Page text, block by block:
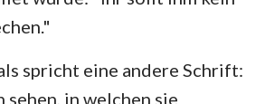
spricht eine andere Schrift:
sehen, in welchen sie